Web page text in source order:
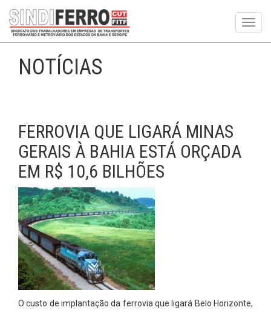
NOTÍCIAS
FERROVIA QUE LIGARÁ MINAS
GERAIS À BAHIA ESTÁ ORÇADA
EM R$ 10,6 BILHÕES
O custo de implantação da ferrovia que ligará Belo Horizonte,